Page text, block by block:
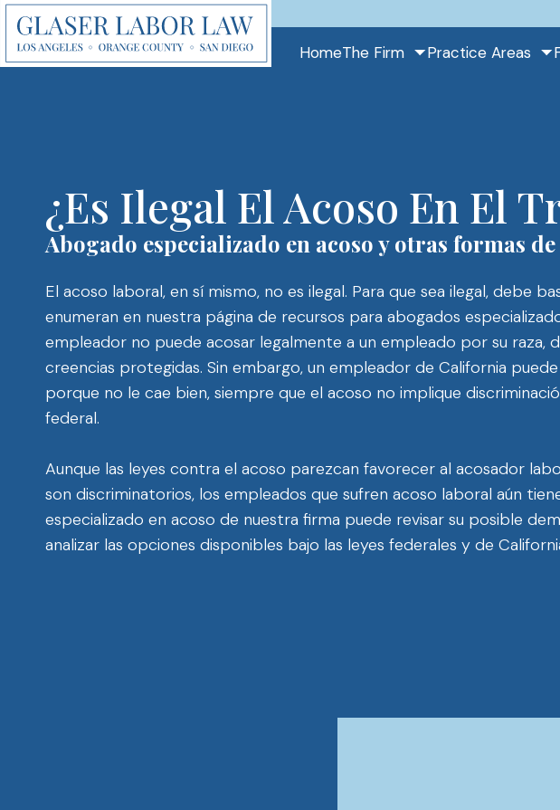
Skip
content
HomeThe Firm Practice Areas
¿Es Ilegal El Acoso En El
Abogado especializado en acoso y otras formas
El acoso laboral, en sí mismo, no es ilegal. Para que sea ilegal, debe
enumeran en nuestra página de recursos para abogados
empleador no puede acosar legalmente a un empleado por su raza,
creencias protegidas. Sin embargo, un empleador de California
porque no le cae bien, siempre que el acoso no implique
federal.
Aunque las leyes contra el acoso parezcan favorecer al acosador
son discriminatorios, los empleados que sufren acoso laboral aún
especializado en acoso de nuestra firma puede revisar su posible
analizar las opciones disponibles bajo las leyes federales y de